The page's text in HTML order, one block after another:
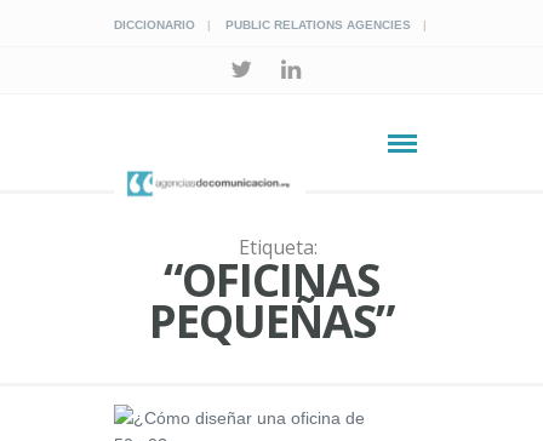
DICCIONARIO PUBLIC RELATIONS AGENCIES
Etiqueta:
“OFICINAS
PEQUEÑAS”